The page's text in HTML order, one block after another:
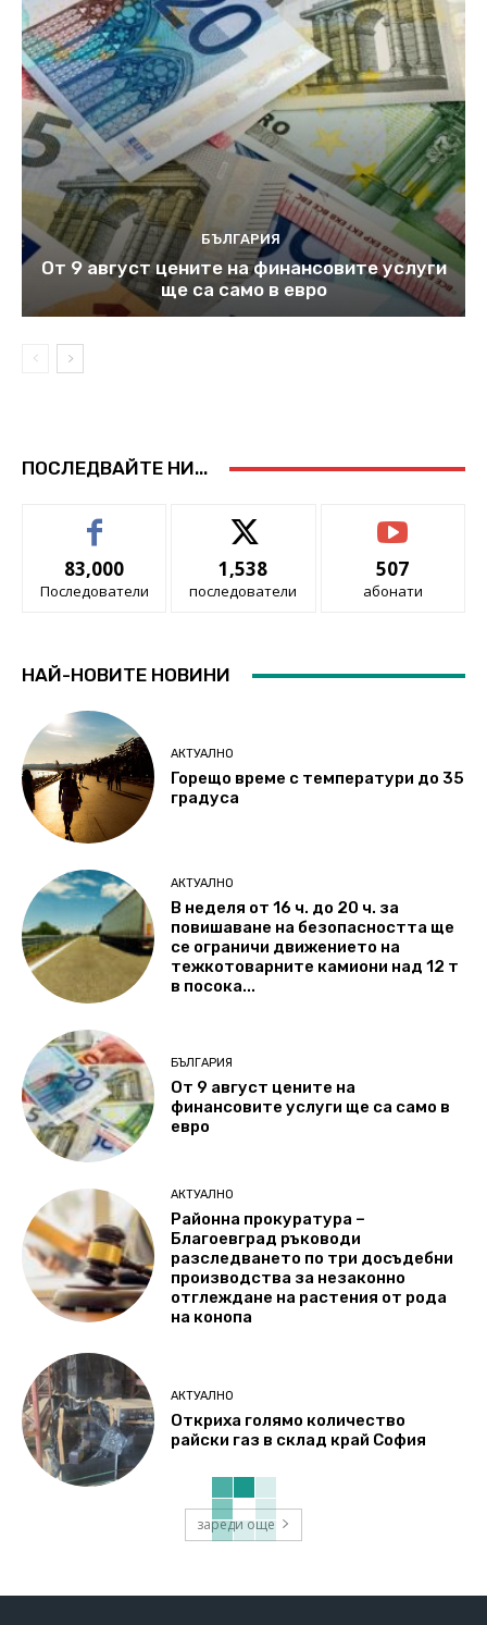
БЪЛГАРИЯ
От 9 август цените на финансовите услуги
ще са само в евро
ПОСЛЕДВАЙТЕ НИ...
83,000
Последователи
1,538
последователи
507
абонати
НАЙ-НОВИТЕ НОВИНИ
АКТУАЛНО
Горещо време с температури до 35
градуса
АКТУАЛНО
В неделя от 16 ч. до 20 ч. за
повишаване на безопасността ще
се ограничи движението на
тежкотоварните камиони над 12 т
в посока...
БЪЛГАРИЯ
От 9 август цените на
финансовите услуги ще са само в
евро
АКТУАЛНО
Районна прокуратура –
Благоевград ръководи
разследването по три досъдебни
производства за незаконно
отглеждане на растения от рода
на конопа
АКТУАЛНО
Откриха голямо количество
райски газ в склад край София
зареди още